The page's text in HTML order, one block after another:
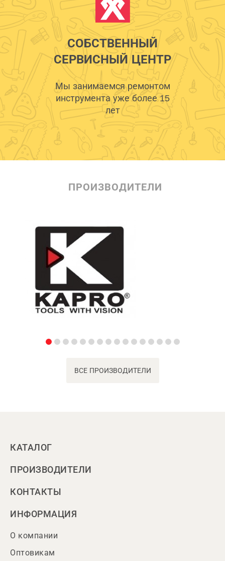
СОБСТВЕННЫЙ
СЕРВИСНЫЙ ЦЕНТР
Мы занимаемся ремонтом
инструмента уже более 15
лет
ПРОИЗВОДИТЕЛИ
ВСЕ ПРОИЗВОДИТЕЛИ
КАТАЛОГ
ПРОИЗВОДИТЕЛИ
КОНТАКТЫ
ИНФОРМАЦИЯ
О компании
Оптовикам